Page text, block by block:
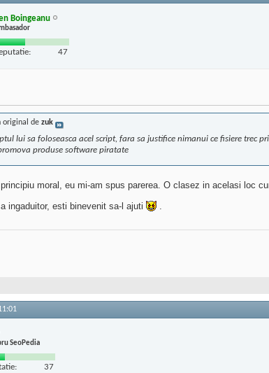
Boingeanu
47
original de zuk
lui sa foloseasca acel script, fara sa justifice nimanui ce fisiere trec
produse software piratate
moral, eu mi-am spus parerea. O clasez in acelasi loc
ingaduitor, esti binevenit sa-l ajuti
.
SeoPedia
37